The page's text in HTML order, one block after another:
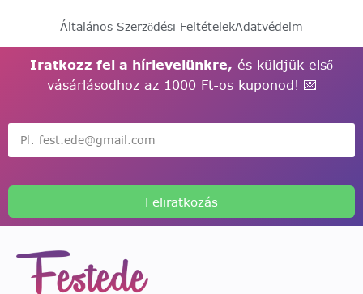
Általános Szerződési FeltételekAdatvédelm
Iratkozz fel a hírlevelünkre, és küldjük első
vásárlásodhoz az 1000 Ft-os kuponod! 💌
Feliratkozás